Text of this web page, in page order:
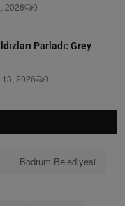
2026 0
Parladı: Grey
2026 0
Bodrum Belediyesi